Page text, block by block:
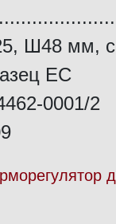
Ш48 мм,
ЕС
0001/2